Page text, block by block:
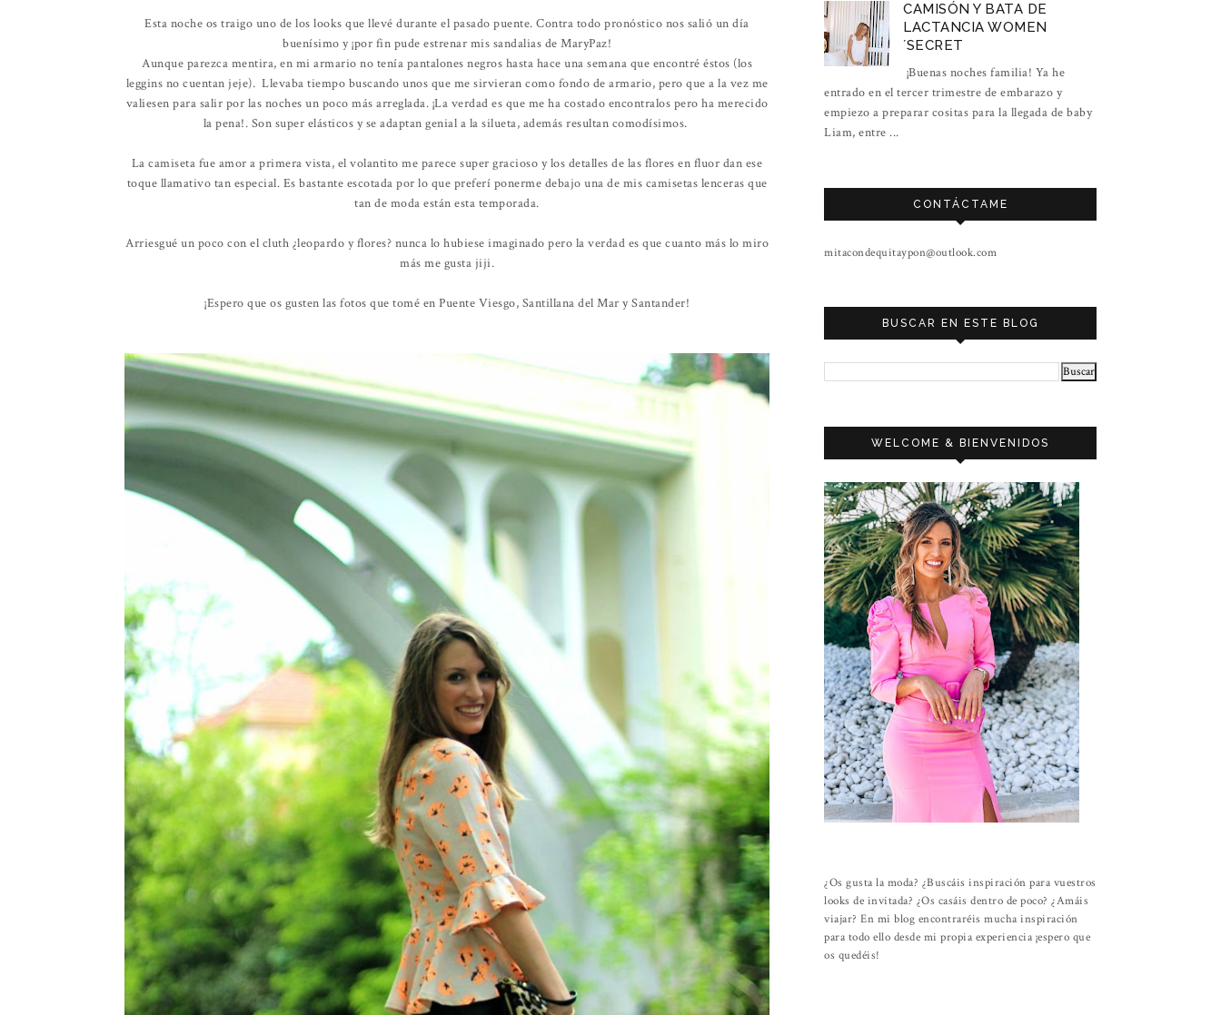
Esta noche os traigo uno de los looks que llevé durante el pasado puente. Contra todo pronóstico nos salió un día
buenísimo y ¡por fin pude estrenar mis sandalias de MaryPaz!
Aunque parezca mentira, en mi armario no tenía pantalones negros hasta hace una semana que encontré éstos (los
leggins no cuentan jeje). Llevaba tiempo buscando unos que me sirvieran como fondo de armario, pero que a la vez me
valiesen para salir por las noches un poco más arreglada. ¡La verdad es que me ha costado encontralos pero ha merecido
la pena!. Son super elásticos y se adaptan genial a la silueta, además resultan comodísimos.
La camiseta fue amor a primera vista, el volantito me parece super gracioso y los detalles de las flores en fluor dan ese
toque llamativo tan especial. Es bastante escotada por lo que preferí ponerme debajo una de mis camisetas lenceras que
tan de moda están esta temporada.
Arriesgué un poco con el cluth ¿leopardo y flores? nunca lo hubiese imaginado pero la verdad es que cuanto más lo miro
más me gusta jiji.
¡Espero que os gusten las fotos que tomé en Puente Viesgo, Santillana del Mar y Santander!
CAMISÓN Y BATA DE
LACTANCIA WOMEN
´SECRET
¡Buenas noches familia! Ya he
entrado en el tercer trimestre de embarazo y
empiezo a preparar cositas para la llegada de baby
Liam, entre ...
CONTÁCTAME
mitacondequitaypon@outlook.com
BUSCAR EN ESTE BLOG
WELCOME & BIENVENIDOS
¿Os gusta la moda? ¿Buscáis inspiración para vuestros
looks de invitada? ¿Os casáis dentro de poco? ¿Amáis
viajar? En mi blog encontraréis mucha inspiración
para todo ello desde mi propia experiencia ¡espero que
os quedéis!